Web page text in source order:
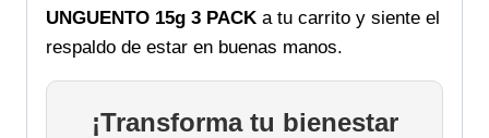
UNGUENTO 15g 3 PACK a tu carrito y siente el
respaldo de estar en buenas manos.
¡Transforma tu bienestar